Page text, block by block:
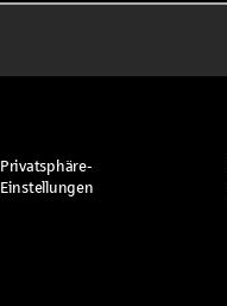
Privatsphäre-
Einstellungen